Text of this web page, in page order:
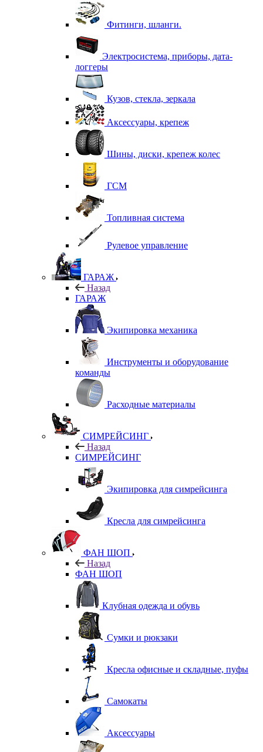
Фитинги, шланги.
Электросистема, приборы, дата-
логгеры
Кузов, стекла, зеркала
Аксессуары, крепеж
Шины, диски, крепеж колес
ГСМ
Топливная система
Рулевое управление
ГАРАЖ
Назад
ГАРАЖ
Экипировка механика
Инструменты и оборудование
команды
Расходные материалы
СИМРЕЙСИНГ
Назад
СИМРЕЙСИНГ
Экипировка для симрейсинга
Кресла для симрейсинга
ФАН ШОП
Назад
ФАН ШОП
Клубная одежда и обувь
Сумки и рюкзаки
Кресла офисные и складные, пуфы
Самокаты
Аксессуары